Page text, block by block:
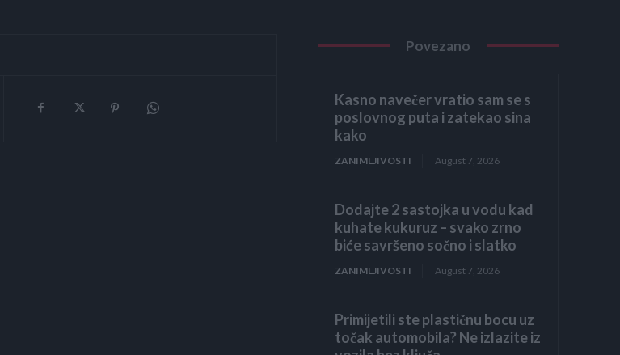
Povezano
Kasno navečer vratio sam se s
poslovnog puta i zatekao sina
kako
ZANIMLJIVOSTI August 7, 2026
Dodajte 2 sastojka u vodu kad
kuhate kukuruz – svako zrno
biće savršeno sočno i slatko
ZANIMLJIVOSTI August 7, 2026
Primijetili ste plastičnu bocu uz
točak automobila? Ne izlazite iz